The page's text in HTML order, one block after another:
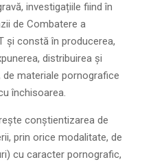
investigațiile fiind în
de Combatere a
și constă în producerea,
distribuirea și
materiale pornografice
închisoarea.
conștientizarea de
prin orice modalitate, de
cu caracter pornografic,